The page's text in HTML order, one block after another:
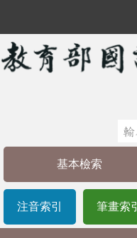
基本檢索
注音索引 筆畫索引